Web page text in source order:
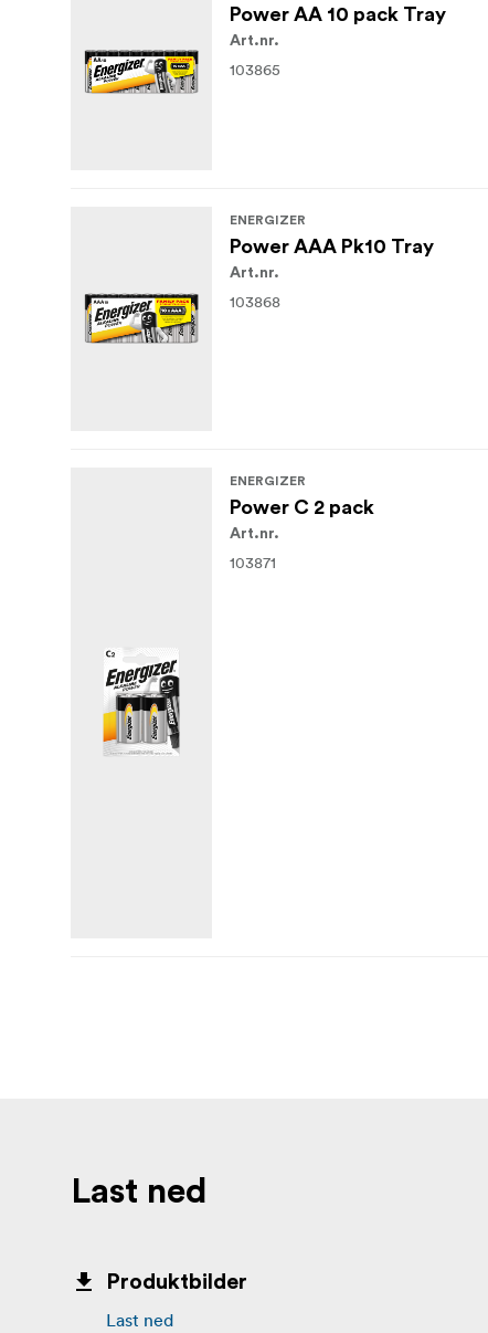
Power AA 10 pack Tray
Art.nr.
103865
ENERGIZER
Power AAA Pk10 Tray
Art.nr.
103868
ENERGIZER
Power C 2 pack
Art.nr.
103871
Last ned
Produktbilder
Last ned